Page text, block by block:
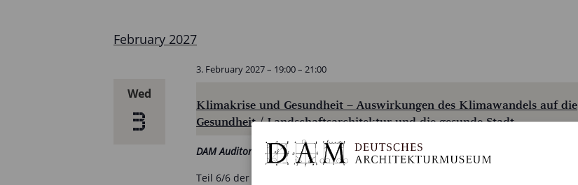
February 2027
Wed
3
Klimakrise und Gesundheit – Auswirkungen des Klimawandels auf die
Gesundheit / Landschaftsarchitektur und die gesunde Stadt
3. February 2027 – 19:00– 21:00
DAM Auditorium
Teil 6/6 der Vortragsreihe: Internationale Landschaftsarchitektur „TOO HOT –